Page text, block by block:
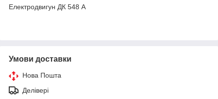
Електродвигун ДК 548 А
Умови доставки
Нова Пошта
Делівері